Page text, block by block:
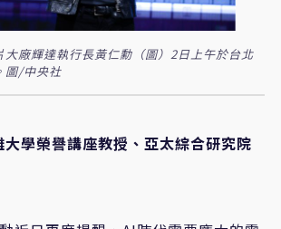
大廠輝達執行長黃仁勳（圖）2日上午於台北
圖/中央社
學榮譽講座教授、亞太綜合研究院